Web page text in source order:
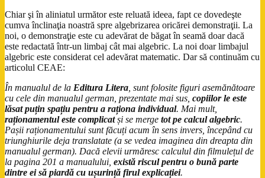
Chiar şi în aliniatul următor este reluată ideea, fapt ce dovedeşte
cumva înclinaţia noastră spre algebrizarea oricărei demonstraţii. La
noi, o demonstraţie este cu adevărat de băgat în seamă doar dacă
este redactată într-un limbaj cât mai algebric. La noi doar limbajul
algebric este considerat cel adevărat matematic. Dar să continuăm cu
articolul CEAE:
În manualul de la Editura Litera , sunt folosite figuri asemănătoare
cu cele din manualul german, prezentate mai sus, copiilor le este
lăsat puțin spațiu pentru a raționa individual. Mai mult,
raționamentul este complicatși se merge tot pe calcul algebric.
Pașii raționamentului sunt făcuți acum în sens invers, începând cu
triunghiurile deja translatate (a se vedea imaginea din dreapta din
manualul german). Dacă elevii urmăresc calculul din filmulețul de
la pagina 201 a manualului, există riscul pentru o bună parte
dintre ei să piardă cu ușurință firul explicației.